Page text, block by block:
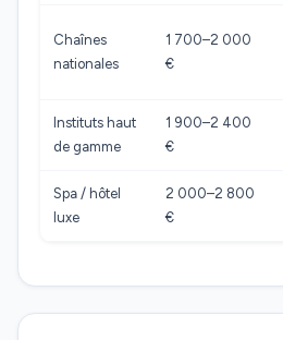
Chaînes
nationales
1 700–2 000
€
Instituts haut
de gamme
1 900–2 400
€
Spa / hôtel
luxe
2 000–2 800
€